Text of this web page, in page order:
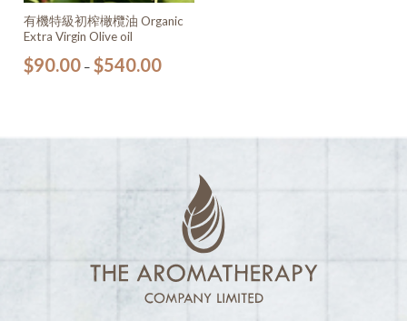
有機特級初榨橄欖油 Organic
Extra Virgin Olive oil
$90.00 – $540.00